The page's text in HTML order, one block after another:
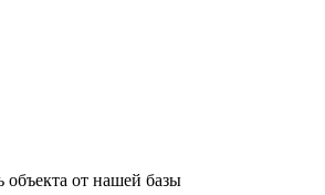
объекта от нашей базы